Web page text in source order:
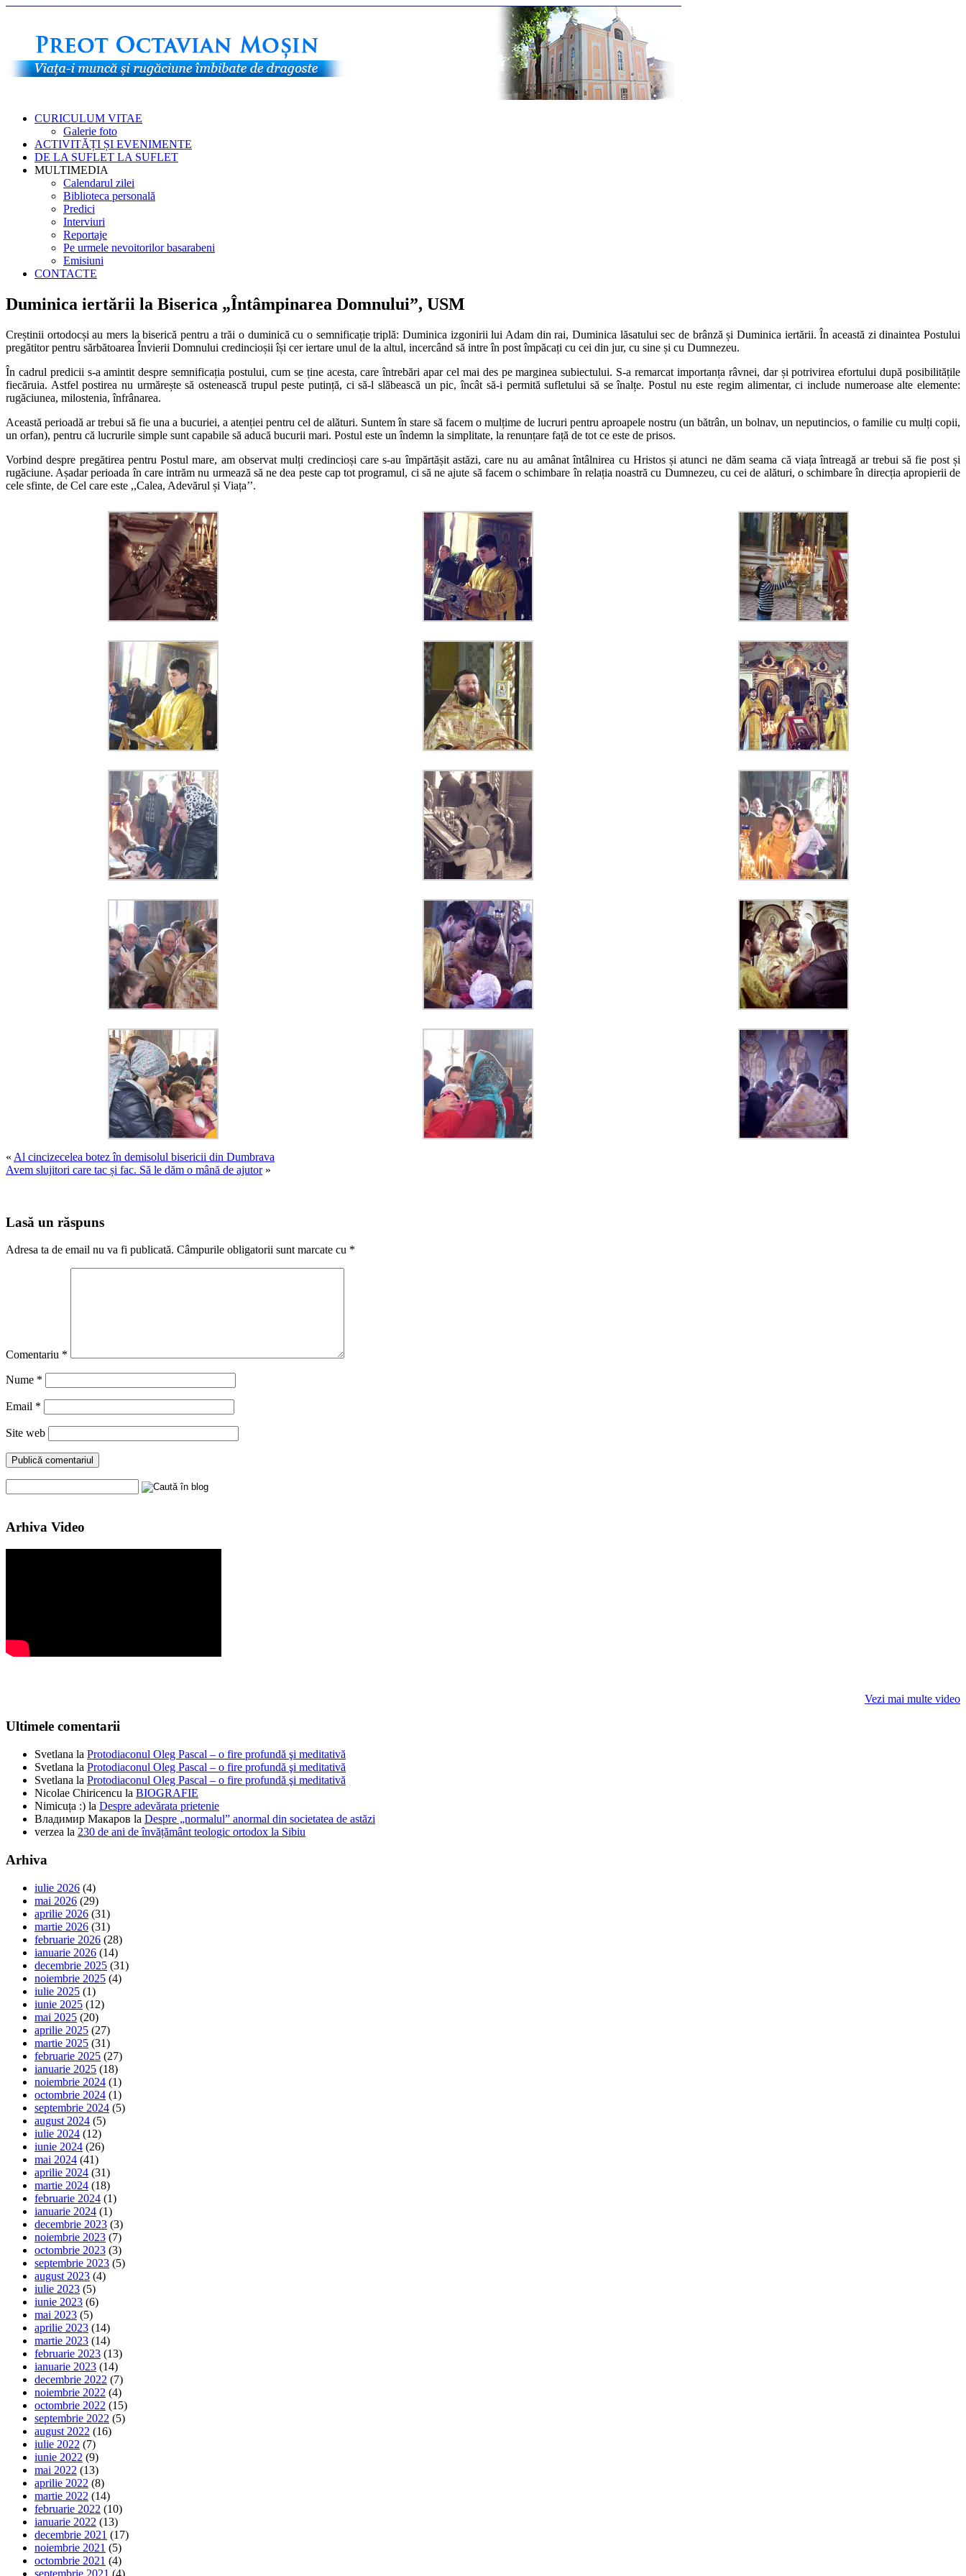
CURICULUM VITAE
Galerie foto
ACTIVITĂȚI ȘI EVENIMENTE
DE LA SUFLET LA SUFLET
MULTIMEDIA
Calendarul zilei
Biblioteca personală
Predici
Interviuri
Reportaje
Pe urmele nevoitorilor basarabeni
Emisiuni
CONTACTE
Duminica iertării la Biserica „Întâmpinarea Domnului”, USM
Creștinii ortodocși au mers la biserică pentru a trăi o duminică cu o semnificație triplă: Duminica izgonirii lui Adam din rai, Duminica lăsatului sec de brânză și Duminica iertării. În această zi dinaintea Postului
pregătitor pentru sărbătoarea Învierii Domnului credincioșii își cer iertare unul de la altul, incercând să intre în post împăcați cu cei din jur, cu sine și cu Dumnezeu.
În cadrul predicii s-a amintit despre semnificația postului, cum se ține acesta, care întrebări apar cel mai des pe marginea subiectului. S-a remarcat importanța râvnei, dar și potrivirea efortului după posibilitățile
fiecăruia. Astfel postirea nu urmărește să ostenească trupul peste putință, ci să-l slăbească un pic, încât să-i permită sufletului să se înalțe. Postul nu este regim alimentar, ci include numeroase alte elemente:
rugăciunea, milostenia, înfrânarea.
Această perioadă ar trebui să fie una a bucuriei, a atenției pentru cel de alături. Suntem în stare să facem o mulțime de lucruri pentru aproapele nostru (un bătrân, un bolnav, un neputincios, o familie cu mulți copii,
un orfan), pentru că lucrurile simple sunt capabile să aducă bucurii mari. Postul este un îndemn la simplitate, la renunțare față de tot ce este de prisos.
Vorbind despre pregătirea pentru Postul mare, am observat mulți credincioși care s-au împărtășit astăzi, care nu au amânat întâlnirea cu Hristos și atunci ne dăm seama că viața întreagă ar trebui să fie post și
rugăciune. Așadar perioada în care intrăm nu urmează să ne dea peste cap tot programul, ci să ne ajute să facem o schimbare în relația noastră cu Dumnezeu, cu cei de alături, o schimbare în direcția apropierii de
cele sfinte, de Cel care este ,,Calea, Adevărul și Viața’’.
« Al cincizecelea botez în demisolul bisericii din Dumbrava
Avem slujitori care tac și fac. Să le dăm o mână de ajutor»
Lasă un răspuns
Adresa ta de email nu va fi publicată. Câmpurile obligatorii sunt marcate cu *
Comentariu *
Nume *
Email *
Site web
Arhiva Video
Vezi mai multe video
Ultimele comentarii
Svetlana la Protodiaconul Oleg Pascal – o fire profundă şi meditativă
Svetlana la Protodiaconul Oleg Pascal – o fire profundă şi meditativă
Svetlana la Protodiaconul Oleg Pascal – o fire profundă şi meditativă
Nicolae Chiricencu la BIOGRAFIE
Nimicuța :) la Despre adevărata prietenie
Владимир Макаров la Despre „normalul” anormal din societatea de astăzi
verzea la 230 de ani de învățământ teologic ortodox la Sibiu
Arhiva
iulie 2026 (4)
mai 2026 (29)
aprilie 2026 (31)
martie 2026 (31)
februarie 2026 (28)
ianuarie 2026 (14)
decembrie 2025 (31)
noiembrie 2025 (4)
iulie 2025 (1)
iunie 2025 (12)
mai 2025 (20)
aprilie 2025 (27)
martie 2025 (31)
februarie 2025 (27)
ianuarie 2025 (18)
noiembrie 2024 (1)
octombrie 2024 (1)
septembrie 2024 (5)
august 2024 (5)
iulie 2024 (12)
iunie 2024 (26)
mai 2024 (41)
aprilie 2024 (31)
martie 2024 (18)
februarie 2024 (1)
ianuarie 2024 (1)
decembrie 2023 (3)
noiembrie 2023 (7)
octombrie 2023 (3)
septembrie 2023 (5)
august 2023 (4)
iulie 2023 (5)
iunie 2023 (6)
mai 2023 (5)
aprilie 2023 (14)
martie 2023 (14)
februarie 2023 (13)
ianuarie 2023 (14)
decembrie 2022 (7)
noiembrie 2022 (4)
octombrie 2022 (15)
septembrie 2022 (5)
august 2022 (16)
iulie 2022 (7)
iunie 2022 (9)
mai 2022 (13)
aprilie 2022 (8)
martie 2022 (14)
februarie 2022 (10)
ianuarie 2022 (13)
decembrie 2021 (17)
noiembrie 2021 (5)
octombrie 2021 (4)
septembrie 2021 (4)